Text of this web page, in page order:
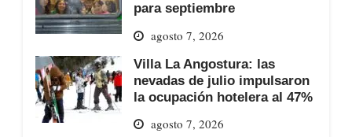
para septiembre
agosto 7, 2026
Villa La Angostura: las
nevadas de julio impulsaron
la ocupación hotelera al 47%
agosto 7, 2026